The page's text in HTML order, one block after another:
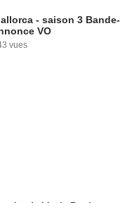
- saison 3 Bande-
VO
vues